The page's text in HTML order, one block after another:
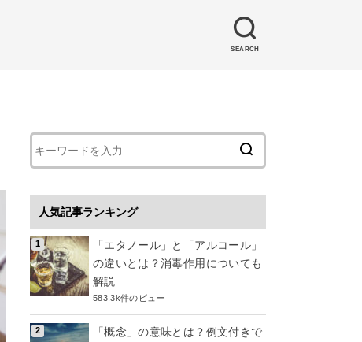
SEARCH
人気記事ランキング
「エタノール」と「アルコール」
の違いとは？消毒作用についても
解説
583.3k件のビュー
「概念」の意味とは？例文付きで